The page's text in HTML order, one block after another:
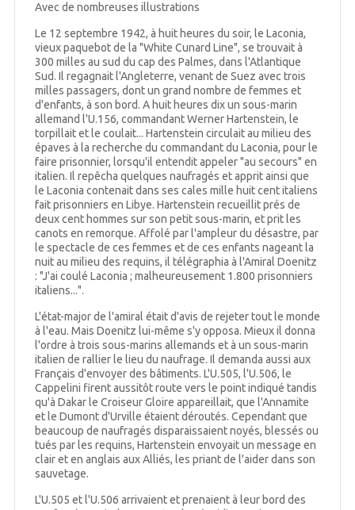
Avec de nombreuses illustrations
Le 12 septembre 1942, à huit heures du soir, le Laconia,
vieux paquebot de la "White Cunard Line", se trouvait à
300 milles au sud du cap des Palmes, dans l'Atlantique
Sud. Il regagnait l'Angleterre, venant de Suez avec trois
milles passagers, dont un grand nombre de femmes et
d'enfants, à son bord. A huit heures dix un sous-marin
allemand l'U.156, commandant Werner Hartenstein, le
torpillait et le coulait... Hartenstein circulait au milieu des
épaves à la recherche du commandant du Laconia, pour le
faire prisonnier, lorsqu'il entendit appeler "au secours" en
italien. Il repêcha quelques naufragés et apprit ainsi que
le Laconia contenait dans ses cales mille huit cent italiens
fait prisonniers en Libye. Hartenstein recueillit prés de
deux cent hommes sur son petit sous-marin, et prit les
canots en remorque. Affolé par l'ampleur du désastre, par
le spectacle de ces femmes et de ces enfants nageant la
nuit au milieu des requins, il télégraphia à l'Amiral Doenitz
: "J'ai coulé Laconia ; malheureusement 1.800 prisonniers
italiens...".
L'état-major de l'amiral était d'avis de rejeter tout le monde
à l'eau. Mais Doenitz lui-même s'y opposa. Mieux il donna
l'ordre à trois sous-marins allemands et à un sous-marin
italien de rallier le lieu du naufrage. Il demanda aussi aux
Français d'envoyer des bâtiments. L'U.505, l'U.506, le
Cappelini firent aussitôt route vers le point indiqué tandis
qu'à Dakar le Croiseur Gloire appareillait, que l'Annamite
et le Dumont d'Urville étaient déroutés. Cependant que
beaucoup de naufragés disparaissaient noyés, blessés ou
tués par les requins, Hartenstein envoyait un message en
clair et en anglais aux Alliés, les priant de l'aider dans son
sauvetage.
L'U.505 et l'U.506 arrivaient et prenaient à leur bord des